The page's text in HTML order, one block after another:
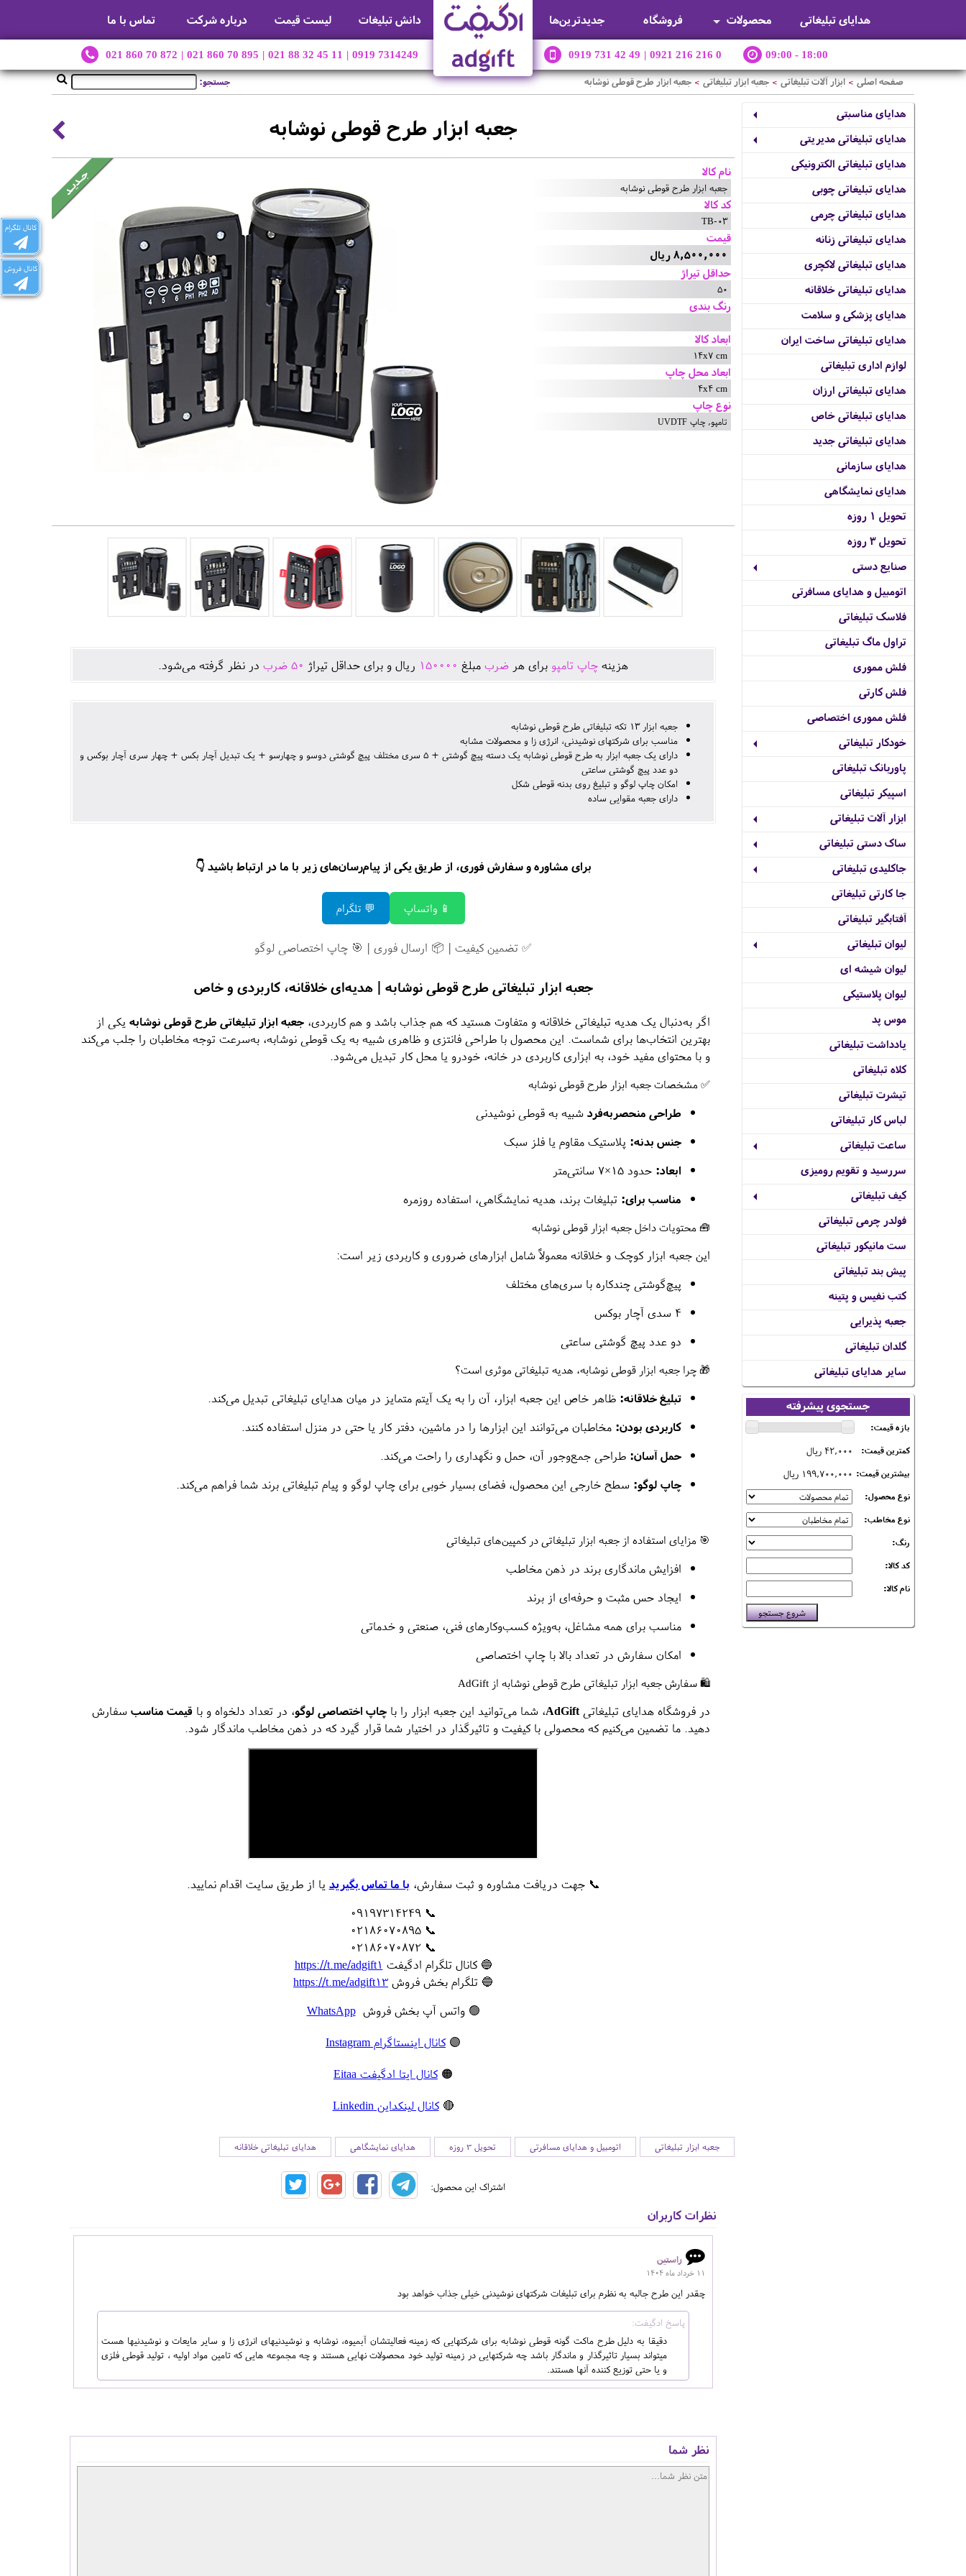
هدایای تبلیغاتی محصولات فروشگاه جديدترين‌ها دانش تبلیغات لیست قیمت درباره شرکت تماس با ما
021 860 70 872 | 021 860 70 895 | 021 88 32 45 11 | 0919 7314249 0919 731 42 49 | 0921 216 216 0 09:00 - 18:00
کانال تلگرام
کانال فروش
جستجو: صفحه اصلی > ابزار آلات تبلیغاتی > جعبه ابزار تبلیغاتی > جعبه ابزار طرح قوطی نوشابه
هدایای مناسبتی
هدایای تبلیغاتی مدیریتی
هدایای تبلیغاتی الکترونیکی
هدایای تبلیغاتی چوبی
هدایای تبلیغاتی چرمی
هدایای تبلیغاتی زنانه
هدایای تبلیغاتی لاکچری
هدایای تبلیغاتی خلاقانه
هدایای پزشکی و سلامت
هدایای تبلیغاتی ساخت ایران
لوازم اداری تبلیغاتی
هدایای تبلیغاتی ارزان
هدایای تبلیغاتی خاص
هدایای تبلیغاتی جدید
هدایای سازمانی
هدایای نمایشگاهی
تحویل 1 روزه
تحویل 3 روزه
صنایع دستی
اتومبیل و هدایای مسافرتی
فلاسک تبلیغاتی
تراول ماگ تبلیغاتی
فلش مموری
فلش کارتی
فلش مموری اختصاصی
خودکار تبلیغاتی
پاوربانک تبلیغاتی
اسپیکر تبلیغاتی
ابزار آلات تبلیغاتی
ساک دستی تبلیغاتی
جاکلیدی تبلیغاتی
جا کارتی تبلیغاتی
آفتابگیر تبلیغاتی
لیوان تبلیغاتی
لیوان شیشه ای
لیوان پلاستیکی
موس پد
یادداشت تبلیغاتی
کلاه تبلیغاتی
تیشرت تبلیغاتی
لباس کار تبلیغاتی
ساعت تبلیغاتی
سررسید و تقویم رومیزی
کیف تبلیغاتی
فولدر چرمی تبلیغاتی
ست مانیکور تبلیغاتی
پیش بند تبلیغاتی
کتب نفیس و پتینه
جعبه پذیرایی
گلدان تبلیغاتی
سایر هدایای تبلیغاتی
جستجوی پیشرفته
بازه قیمت:
کمترین قیمت:
42,000 ریال
بیشترین قیمت: 199,700,000 ریال
نوع محصول:
نوع مخاطب:
رنگ:
کد کالا:
نام کالا:
جعبه ابزار طرح قوطی نوشابه
نام کالا
جعبه ابزار طرح قوطی نوشابه
کد کالا
TB-03
قیمت
8,500,000 ریال
حداقل تیراژ
50
رنگ بندی
ابعاد کالا
14x7 cm
ابعاد محل چاپ
4x4 cm
نوع چاپ
تامپو, چاپ UVDTF
هزينه چاپ تامپو برای هر ضرب مبلغ 150000 ريال و برای حداقل تيراژ 50 ضرب در نظر گرفته می‌شود.
جعبه ابزار 13 تکه تبلیغاتی طرح قوطی نوشابه
مناسب برای شرکتهای نوشیدنی، انرژی زا و محصولات مشابه
دارای یک جعبه ابزار به طرح قوطی نوشابه یک دسته پیچ گوشتی + 5 سری مختلف پیچ گوشتی دوسو و چهارسو + یک تبدیل آچار بکس + چهار سری آچار بوکس و
دو عدد پیچ گوشتی ساعتی
امکان چاپ لوگو و تبلیغ روی بدنه قوطی شکل
دارای جعبه مقوایی ساده
برای مشاوره و سفارش فوری، از طریق یکی از پیام‌رسان‌های زیر با ما در ارتباط باشید 👇
📱 واتساپ 💬 تلگرام
✅ تضمین کیفیت | 📦 ارسال فوری | 🎯 چاپ اختصاصی لوگو
جعبه ابزار تبلیغاتی طرح قوطی نوشابه | هدیه‌ای خلاقانه، کاربردی و خاص
اگر به‌دنبال یک هدیه تبلیغاتی خلاقانه و متفاوت هستید که هم جذاب باشد و هم کاربردی، جعبه ابزار تبلیغاتی طرح قوطی نوشابهیکی از
بهترین انتخاب‌ها برای شماست. این محصول با طراحی فانتزی و ظاهری شبیه به یک قوطی نوشابه، به‌سرعت توجه مخاطبان را جلب می‌کند
و با محتوای مفید خود، به ابزاری کاربردی در خانه، خودرو یا محل کار تبدیل می‌شود.
✅ مشخصات جعبه ابزار طرح قوطی نوشابه
طراحی منحصربه‌فردشبیه به قوطی نوشیدنی
جنس بدنه: پلاستیک مقاوم یا فلز سبک
ابعاد: حدود 15×7 سانتی‌متر
مناسب برای: تبلیغات برند، هدیه نمایشگاهی، استفاده روزمره
🧰 محتویات داخل جعبه ابزار قوطی نوشابه
این جعبه ابزار کوچک و خلاقانه معمولاً شامل ابزارهای ضروری و کاربردی زیر است:
پیچ‌گوشتی چندکاره با سری‌های مختلف
4 سدی آچار بوکس
دو عدد پیچ گوشتی ساعتی
🎁 چرا جعبه ابزار قوطی نوشابه، هدیه تبلیغاتی موثری است؟
تبلیغ خلاقانه: ظاهر خاص این جعبه ابزار، آن را به یک آیتم متمایز در میان هدایای تبلیغاتی تبدیل می‌کند.
کاربردی بودن: مخاطبان می‌توانند این ابزارها را در ماشین، دفتر کار یا حتی در منزل استفاده کنند.
حمل آسان: طراحی جمع‌وجور آن، حمل و نگهداری را راحت می‌کند.
چاپ لوگو: سطح خارجی این محصول، فضای بسیار خوبی برای چاپ لوگو و پیام تبلیغاتی برند شما فراهم می‌کند.
🎯 مزایای استفاده از جعبه ابزار تبلیغاتی در کمپین‌های تبلیغاتی
افزایش ماندگاری برند در ذهن مخاطب
ایجاد حس مثبت و حرفه‌ای از برند
مناسب برای همه مشاغل، به‌ویژه کسب‌وکارهای فنی، صنعتی و خدماتی
امکان سفارش در تعداد بالا با چاپ اختصاصی
🛍️ سفارش جعبه ابزار تبلیغاتی طرح قوطی نوشابه از AdGift
در فروشگاه هدایای تبلیغاتیAdGift، شما می‌توانید این جعبه ابزار را با چاپ اختصاصی لوگو، در تعداد دلخواه و با قیمت مناسبسفارش
دهید. ما تضمین می‌کنیم که محصولی با کیفیت و تاثیرگذار در اختیار شما قرار گیرد که در ذهن مخاطب ماندگار شود.
📞 جهت دریافت مشاوره و ثبت سفارش، با ما تماس بگیرید یا از طریق سایت اقدام نمایید.
📞 09197314249
📞 02186070895
📞 02186070872
🔵 کانال تلگرام ادگیفت https://t.me/adgift1
🔵 تلگرام بخش فروش https://t.me/adgift13
🟢 واتس آپ بخش فروشWhatsApp
🟣 کانال اینستاگرام Instagram
🟠 کانال ایتا ادگیفت Eitaa
🔴 کانال لینکداین Linkedin
جعبه ابزار تبلیغاتی اتومبیل و هدایای مسافرتی تحویل 3 روزه هدایای نمایشگاهی هدایای تبلیغاتی خلاقانه
اشتراک این محصول:
نظرات کاربران
راستین
11 خرداد ماه 1404
چقدر این طرح جالبه به نظرم برای تبلیغات شرکتهای نوشیدنی خیلی جذاب خواهد بود
دقیقا به دلیل طرح ماکت گونه قوطی نوشابه برای شرکتهایی که زمینه فعالیتشان آبمیوه، نوشابه و نوشیدنیهای انرژی زا و سایر مایعات و نوشیدنیها هست
میتواند بسیار تاثیرگذار و ماندگار باشد چه شرکتهایی در زمینه تولید خود محصولات نهایی هستند و چه مجموعه هایی که تامین مواد اولیه ، تولید قوطی فلزی
و یا حتی توزیع کننده آنها هستند.
نظر شما